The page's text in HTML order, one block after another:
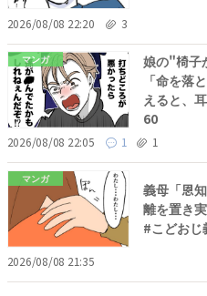
2026/08/08 22:20 3
マンガ
娘の"椅子
「命を落
えると、
60
2026/08/08 22:05 1 1
マンガ
義母「恩
離を置き
#こどおじ
2026/08/08 21:35